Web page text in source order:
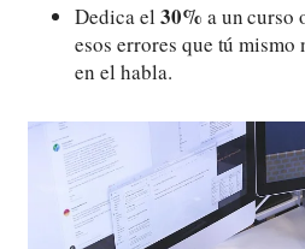
Dedica el 30% a un
esos errores que tú
en el habla.